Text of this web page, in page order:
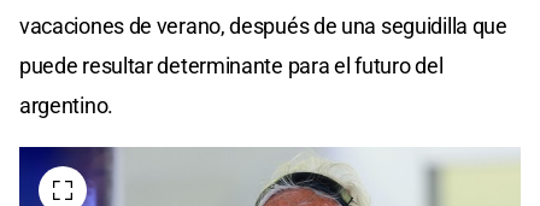
vacaciones de verano, después de una seguidilla que
puede resultar determinante para el futuro del
argentino.